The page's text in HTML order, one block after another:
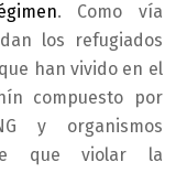
. Como vía
los refugiados
han vivido en el
compuesto por
y organismos
que violar la